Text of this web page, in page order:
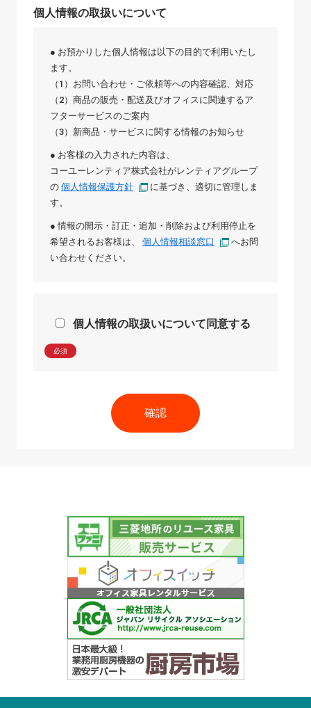
個人情報の取扱いについて
● お預かりした個人情報は以下の目的で利用いたし
ます。
（1）お問い合わせ・ご依頼等への内容確認、対応
（2）商品の販売・配送及びオフィスに関連するア
フターサービスのご案内
（3）新商品・サービスに関する情報のお知らせ
● お客様の入力された内容は、
コーユーレンティア株式会社がレンティアグループ
の 個人情報保護方針
に基づき、適切に管理しま
す。
● 情報の開示・訂正・追加・削除および利用停止を
希望されるお客様は、 個人情報相談窓口
へお問
い合わせください。
個人情報の取扱いについて同意する
必須